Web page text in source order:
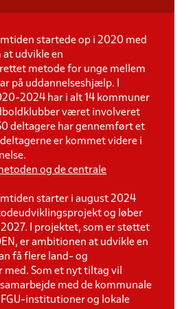
startede op i 2020 med
udvikle en
metode for unge mellem
på uddannelseshjælp. I
2024 har i alt 14 kommuner
været involveret
deltagere har gennemført et
er kommet videre i
og de centrale
starter i august 2024
og løber
I projektet, som er støttet
er ambitionen at udvikle en
få flere land- og
Som et nyt tiltag vil
med de kommunale
institutioner og lokale